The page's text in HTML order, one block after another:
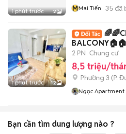
1 phút trước 2
MMai Tiến 35 đã
1 phút trước 12
🔥
2 PN Chung cư
8,5 triệu/
Phường 3 (P.
Ngọc Apartment
Bạn cần tìm dung lượng nào ?